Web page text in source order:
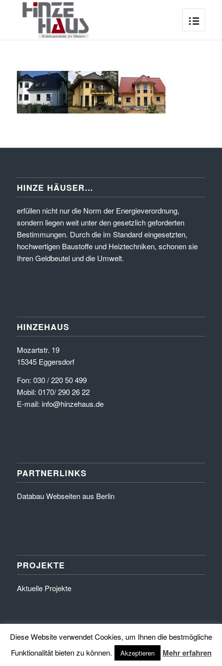
HINZE HÄUSER…
erfüllen nicht nur die Norm der Energieverordnung,
sondern liegen weit unter den gesetzlich geforderten
Bestimmungen. Durch die im Standard eingesetzten,
hochwertigen Baustoffe und Heiztechniken, schonen sie
Ihren Geldbeutel und die Umwelt.
HINZEHAUS
Mozartstr. 19
15345 Eggersdorf
Fon: 030 / 220 50 499
Mobil: 0170/ 290 26 22
E-mail: info@hinzehaus.de
PARTNERLINKS
Databau Webseiten aus Berlin
PROJEKTE
Aktuelle Projekte
© Copyright 2016 by HINZEHAUS - Exklusivität in Stein
Diese Website verwendet Cookies, um Ihnen die bestmögliche
Funktionalität bieten zu können.
Akzeptieren Mehr erfahren